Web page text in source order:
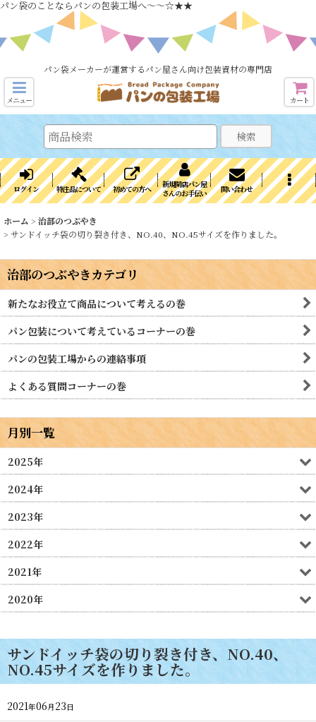
パン袋のことならパンの包装工場へ～～☆★★
パン袋メーカーが運営するパン屋さん向け包装資材の専門店
メニュー カート
検索
ログイン 特注品について 初めての方へ
新規開店パン屋
さんのお手伝い
問い合わせ
ホーム > 治部のつぶやき
> サンドイッチ袋の切り裂き付き、NO.40、NO.45サイズを作りました。
サンドイッチ袋の切り裂き付き、NO.40、
NO.45サイズを作りました。
2021年06月 23 日
治部のつぶやきカテゴリ
新たなお役立て商品について考えるの巻
パン包装について考えているコーナーの巻
パンの包装工場からの連絡事項
よくある質問コーナーの巻
月別一覧
2025年
2024年
2023年
2022年
2021年
2020年